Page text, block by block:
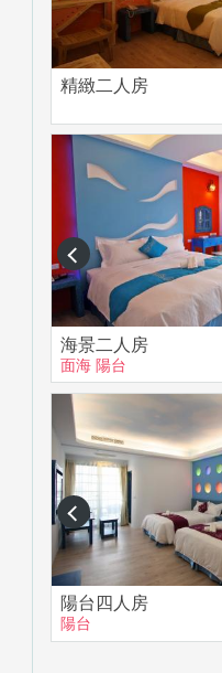
精緻二人房
prev
海景二人房
面海 陽台
prev
陽台四人房
陽台